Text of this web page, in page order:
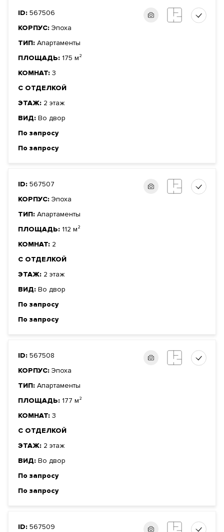
ID: 567506
КОРПУС: Эпоха
ТИП: Апартаменты
ПЛОЩАДЬ: 175 м²
КОМНАТ: 3
С ОТДЕЛКОЙ
ЭТАЖ: 2 этаж
ВИД: Во двор
По запросу
По запросу
ID: 567507
КОРПУС: Эпоха
ТИП: Апартаменты
ПЛОЩАДЬ: 112 м²
КОМНАТ: 2
С ОТДЕЛКОЙ
ЭТАЖ: 2 этаж
ВИД: Во двор
По запросу
По запросу
ID: 567508
КОРПУС: Эпоха
ТИП: Апартаменты
ПЛОЩАДЬ: 177 м²
КОМНАТ: 3
С ОТДЕЛКОЙ
ЭТАЖ: 2 этаж
ВИД: Во двор
По запросу
По запросу
ID: 567509